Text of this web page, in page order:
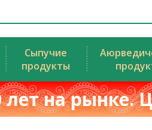
Сыпучие
продукты
лет на рынке.